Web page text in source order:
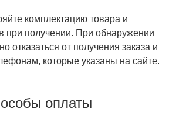
комплектацию товара и
при получении. При обнаружении
отказаться от получения заказа и
которые указаны на сайте.
оплаты